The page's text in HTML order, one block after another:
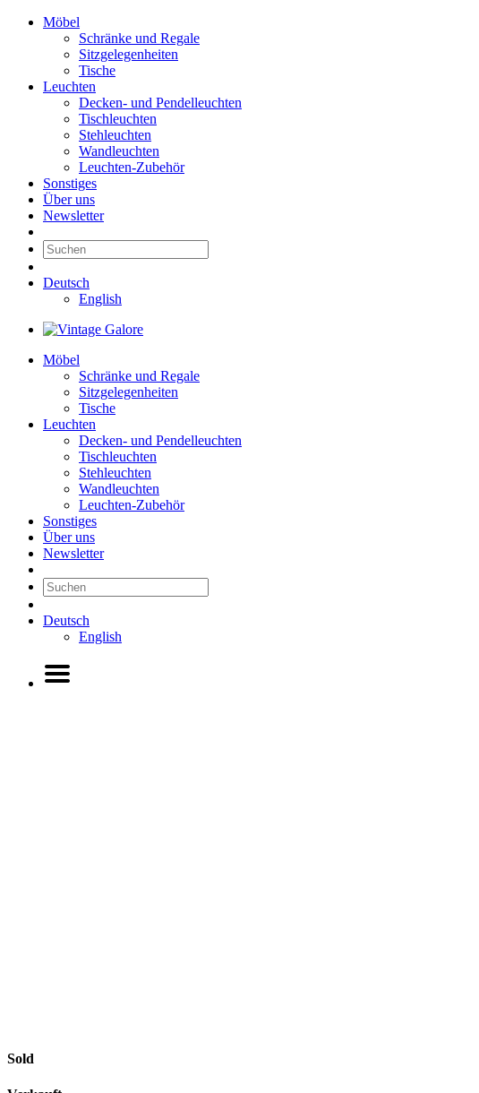
Möbel
Schränke und Regale
Sitzgelegenheiten
Tische
Leuchten
Decken- und Pendelleuchten
Tischleuchten
Stehleuchten
Wandleuchten
Leuchten-Zubehör
Sonstiges
Über uns
Newsletter
Deutsch
English
Möbel
Schränke und Regale
Sitzgelegenheiten
Tische
Leuchten
Decken- und Pendelleuchten
Tischleuchten
Stehleuchten
Wandleuchten
Leuchten-Zubehör
Sonstiges
Über uns
Newsletter
Deutsch
English
Sold